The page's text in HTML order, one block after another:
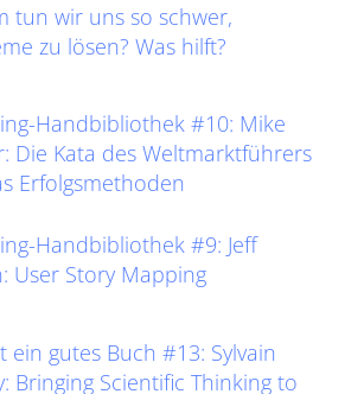
tun wir uns so schwer,
zu lösen? Was hilft?
Handbibliothek #10: Mike
Die Kata des Weltmarktführers
Erfolgsmethoden
Handbibliothek #9: Jeff
User Story Mapping
ein gutes Buch #13: Sylvain
Bringing Scientific Thinking to